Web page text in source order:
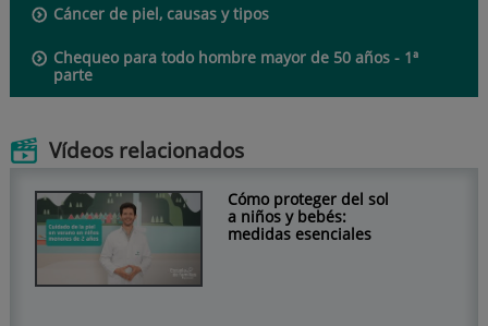
Cáncer de piel, causas y tipos
Chequeo para todo hombre mayor de 50 años - 1ª
parte
Vídeos relacionados
Cómo proteger del sol
a niños y bebés:
medidas esenciales